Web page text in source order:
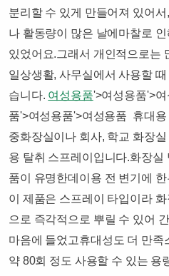
분리할 수 있게 만들어져 있어
나 활동량이 많은 날에마찰로
있었어요.​그래서 개인적으로는
일상생활, 사무실에서 사용할
습니다. 여성용품'>여성용품'>
품'>여성용품'>여성용품 ​ 휴대
중화장실이나 회사, 학교 화장
용 탈취 스프레이입니다.화장실
품이 유명한데이용 전 변기에
이 제품은 스프레이 타입이라
으로 즉각적으로 뿌릴 수 있어
마음에 들었고휴대성도 더 만족
약 80회 정도 사용할 수 있는 용